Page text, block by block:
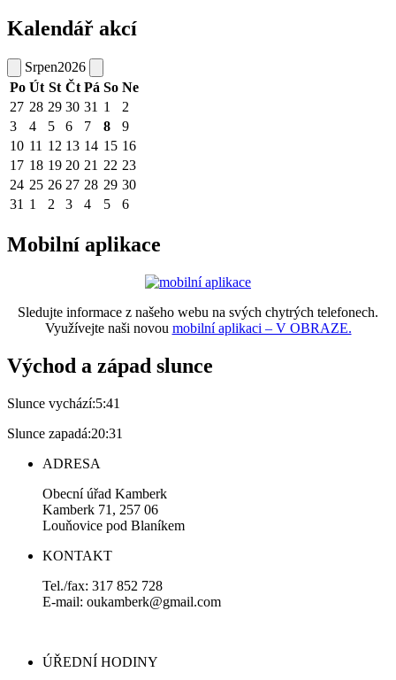
Kalendář akcí
Srpen2026
Po Út St Čt Pá So Ne
27 28 29 30 31 1
2
3
4 5 6 7 8
9
10 11 12 13 14 15 16
17 18 19 20 21 22 23
24 25 26 27 28 29 30
31 1 2 3 4 5 6
Mobilní aplikace
Sledujte informace z našeho webu na svých chytrých telefonech.
Využívejte naši novou mobilní aplikaci – V OBRAZE.
Východ a západ slunce
Slunce vychází:5:41
Slunce zapadá:20:31
ADRESA
Obecní úřad Kamberk
Kamberk 71, 257 06
Louňovice pod Blaníkem
KONTAKT
Tel./fax: 317 852 728
E-mail: oukamberk@gmail.com
ÚŘEDNÍ HODINY